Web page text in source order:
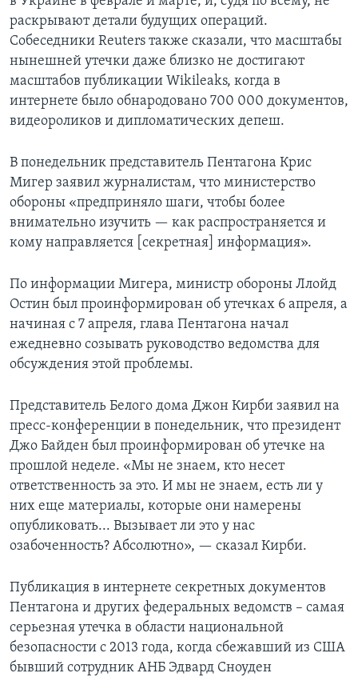
раскрывают детали будущих операций.
Собеседники Reuters также сказали, что масштабы
нынешней утечки даже близко не достигают
масштабов публикации Wikileaks, когда в
интернете было обнародовано 700 000 документов,
видеороликов и дипломатических депеш.
В понедельник представитель Пентагона Крис
Мигер заявил журналистам, что министерство
обороны «предприняло шаги, чтобы более
внимательно изучить — как распространяется и
кому направляется [секретная] информация».
По информации Мигера, министр обороны Ллойд
Остин был проинформирован об утечках 6 апреля, а
начиная с 7 апреля, глава Пентагона начал
ежедневно созывать руководство ведомства для
обсуждения этой проблемы.
Представитель Белого дома Джон Кирби заявил на
пресс-конференции в понедельник, что президент
Джо Байден был проинформирован об утечке на
прошлой неделе. «Мы не знаем, кто несет
ответственность за это. И мы не знаем, есть ли у
них еще материалы, которые они намерены
опубликовать... Вызывает ли это у нас
озабоченность? Абсолютно», — сказал Кирби.
Публикация в интернете секретных документов
Пентагона и других федеральных ведомств – самая
серьезная утечка в области национальной
безопасности с 2013 года, когда сбежавший из США
бывший сотрудник АНБ Эдвард Сноуден